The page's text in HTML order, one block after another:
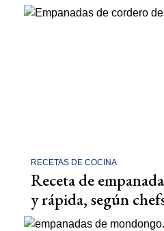
RECETAS DE COCINA
Receta de
y rápida, según